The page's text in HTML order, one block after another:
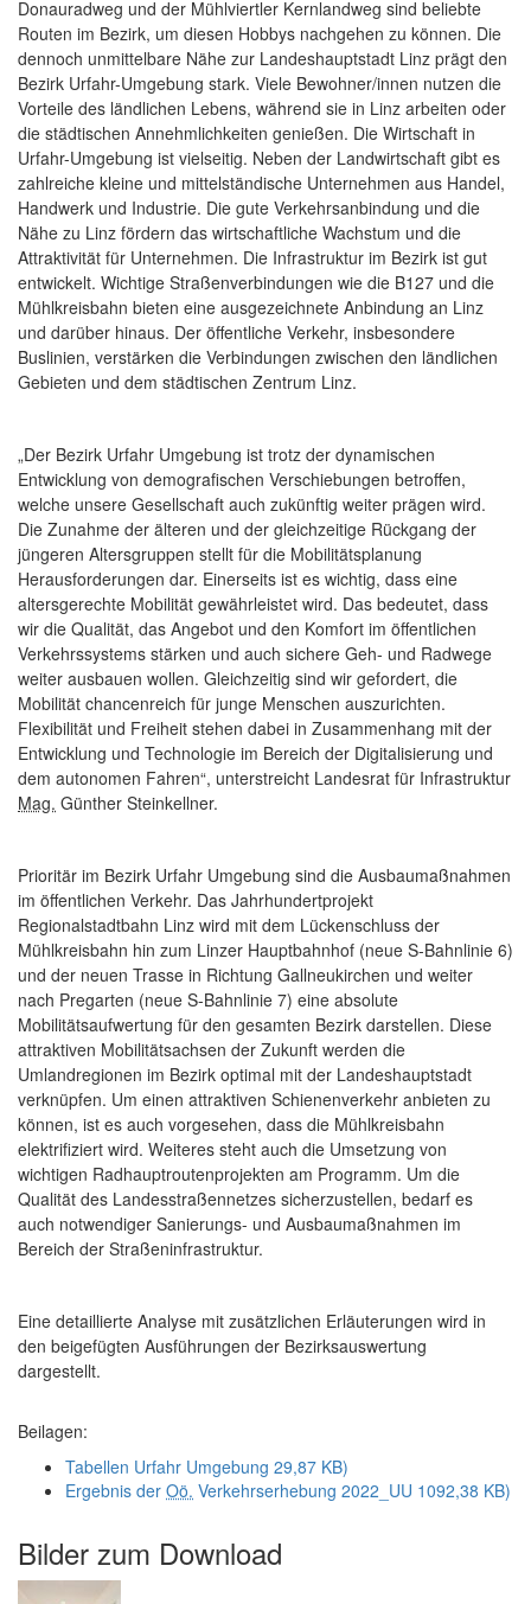
Donauradweg und der Mühlviertler Kernlandweg sind beliebte
Routen im Bezirk, um diesen Hobbys nachgehen zu können. Die
dennoch unmittelbare Nähe zur Landeshauptstadt Linz prägt den
Bezirk Urfahr-Umgebung stark. Viele Bewohner/innen nutzen die
Vorteile des ländlichen Lebens, während sie in Linz arbeiten oder
die städtischen Annehmlichkeiten genießen. Die Wirtschaft in
Urfahr-Umgebung ist vielseitig. Neben der Landwirtschaft gibt es
zahlreiche kleine und mittelständische Unternehmen aus Handel,
Handwerk und Industrie. Die gute Verkehrsanbindung und die
Nähe zu Linz fördern das wirtschaftliche Wachstum und die
Attraktivität für Unternehmen. Die Infrastruktur im Bezirk ist gut
entwickelt. Wichtige Straßenverbindungen wie die B127 und die
Mühlkreisbahn bieten eine ausgezeichnete Anbindung an Linz
und darüber hinaus. Der öffentliche Verkehr, insbesondere
Buslinien, verstärken die Verbindungen zwischen den ländlichen
Gebieten und dem städtischen Zentrum Linz.
„Der Bezirk Urfahr Umgebung ist trotz der dynamischen
Entwicklung von demografischen Verschiebungen betroffen,
welche unsere Gesellschaft auch zukünftig weiter prägen wird.
Die Zunahme der älteren und der gleichzeitige Rückgang der
jüngeren Altersgruppen stellt für die Mobilitätsplanung
Herausforderungen dar. Einerseits ist es wichtig, dass eine
altersgerechte Mobilität gewährleistet wird. Das bedeutet, dass
wir die Qualität, das Angebot und den Komfort im öffentlichen
Verkehrssystems stärken und auch sichere Geh- und Radwege
weiter ausbauen wollen. Gleichzeitig sind wir gefordert, die
Mobilität chancenreich für junge Menschen auszurichten.
Flexibilität und Freiheit stehen dabei in Zusammenhang mit der
Entwicklung und Technologie im Bereich der Digitalisierung und
dem autonomen Fahren“, unterstreicht Landesrat für Infrastruktur
Mag. Günther Steinkellner.
Prioritär im Bezirk Urfahr Umgebung sind die Ausbaumaßnahmen
im öffentlichen Verkehr. Das Jahrhundertprojekt
Regionalstadtbahn Linz wird mit dem Lückenschluss der
Mühlkreisbahn hin zum Linzer Hauptbahnhof (neue S-Bahnlinie 6)
und der neuen Trasse in Richtung Gallneukirchen und weiter
nach Pregarten (neue S-Bahnlinie 7) eine absolute
Mobilitätsaufwertung für den gesamten Bezirk darstellen. Diese
attraktiven Mobilitätsachsen der Zukunft werden die
Umlandregionen im Bezirk optimal mit der Landeshauptstadt
verknüpfen. Um einen attraktiven Schienenverkehr anbieten zu
können, ist es auch vorgesehen, dass die Mühlkreisbahn
elektrifiziert wird. Weiteres steht auch die Umsetzung von
wichtigen Radhauptroutenprojekten am Programm. Um die
Qualität des Landesstraßennetzes sicherzustellen, bedarf es
auch notwendiger Sanierungs- und Ausbaumaßnahmen im
Bereich der Straßeninfrastruktur.
Eine detaillierte Analyse mit zusätzlichen Erläuterungen wird in
den beigefügten Ausführungen der Bezirksauswertung
dargestellt.
Beilagen:
Tabellen Urfahr Umgebung 29,87 KB)
Ergebnis der Oö. Verkehrserhebung 2022_UU 1092,38 KB)
Bilder zum Download